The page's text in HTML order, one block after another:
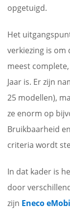
opgetuigd.
Het
verkiezing is om
meest
Jaar is. Er zijn
25 modellen),
ze enorm op
Bruikbaarheid
criteria wordt
In dat kader is
door
zijn Eneco